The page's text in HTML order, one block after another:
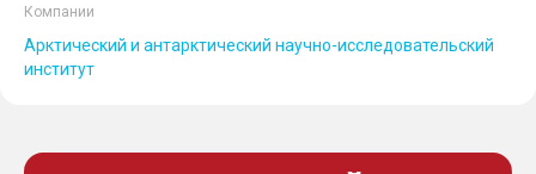
Компании
Арктический и антарктический научно-исследовательский
институт